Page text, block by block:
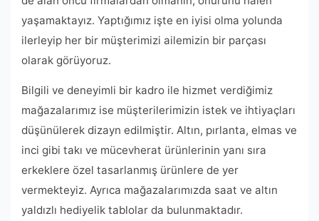
yaşamaktayız. Yaptığımız işte en iyisi olma yolunda
ilerleyip her bir müşterimizi ailemizin bir parçası
olarak görüyoruz.
Bilgili ve deneyimli bir kadro ile hizmet verdiğimiz
mağazalarımız ise müşterilerimizin istek ve ihtiyaçları
düşünülerek dizayn edilmiştir. Altın, pırlanta, elmas ve
inci gibi takı ve mücevherat ürünlerinin yanı sıra
erkeklere özel tasarlanmış ürünlere de yer
vermekteyiz. Ayrıca mağazalarımızda saat ve altın
yaldızlı hediyelik tablolar da bulunmaktadır.